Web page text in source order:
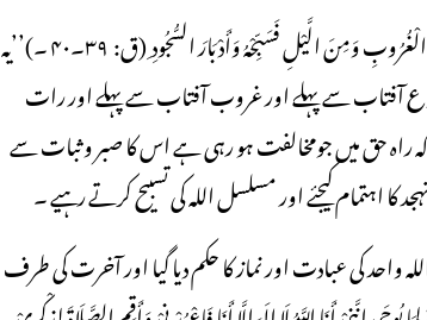
ایک اور موقع پر فرمایا:فَاصْبِرْ عَلَی مَا یَقُولُونَ وَسَبِّحْ بِحَمْدِ رَبِّکَ قَبْلَ طُلُوعِ الشَّمْسِ وَقَبْلَ الْغُرُوبِ وَمِنَ الَّیْلِ فَسَبِّحْہُ وَأَدْبَارَ السُّجُودِ ِ (ق: ۳۹۔۴۰ ۔)’’یہ
آفتاب سے پہلے اور غروب آفتاب سے پہلے اور رات
راہ حق میں جومخالفت ہو رہی ہے اس کا صبر و ثبات سے
کا اہتمام کیجئے اور مسلسل اللہ کی تسبیح کرتے رہیے ۔
کی عبادت اور نماز کا حکم دیا گیا اور آخرت کی طرف